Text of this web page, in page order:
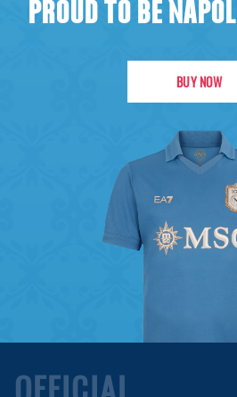
PROUD TO BE NAPOLI
BUY NOW